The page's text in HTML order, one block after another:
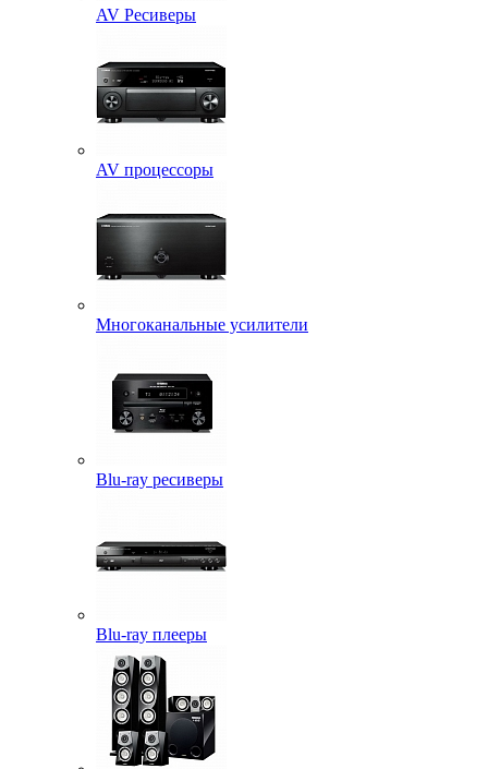
AV Ресиверы
AV процессоры
Многоканальные усилители
Blu-ray ресиверы
Blu-ray плееры